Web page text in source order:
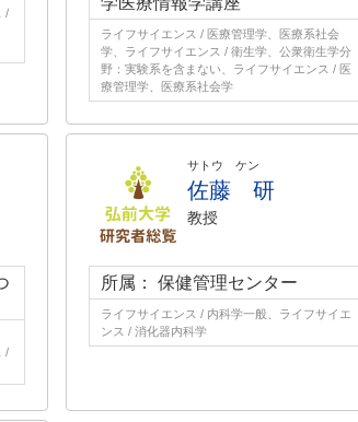
/
ライフサイエンス / 医療管理学、医療系社会
学、ライフサイエンス / 衛生学、公衆衛生学分
野：実験系を含まない、ライフサイエンス / 医
療管理学、医療系社会学
/
サトウ ケン
佐藤 研
教授
所属： 保健管理センター
ライフサイエンス / 内科学一般、ライフサイエ
ンス / 消化器内科学